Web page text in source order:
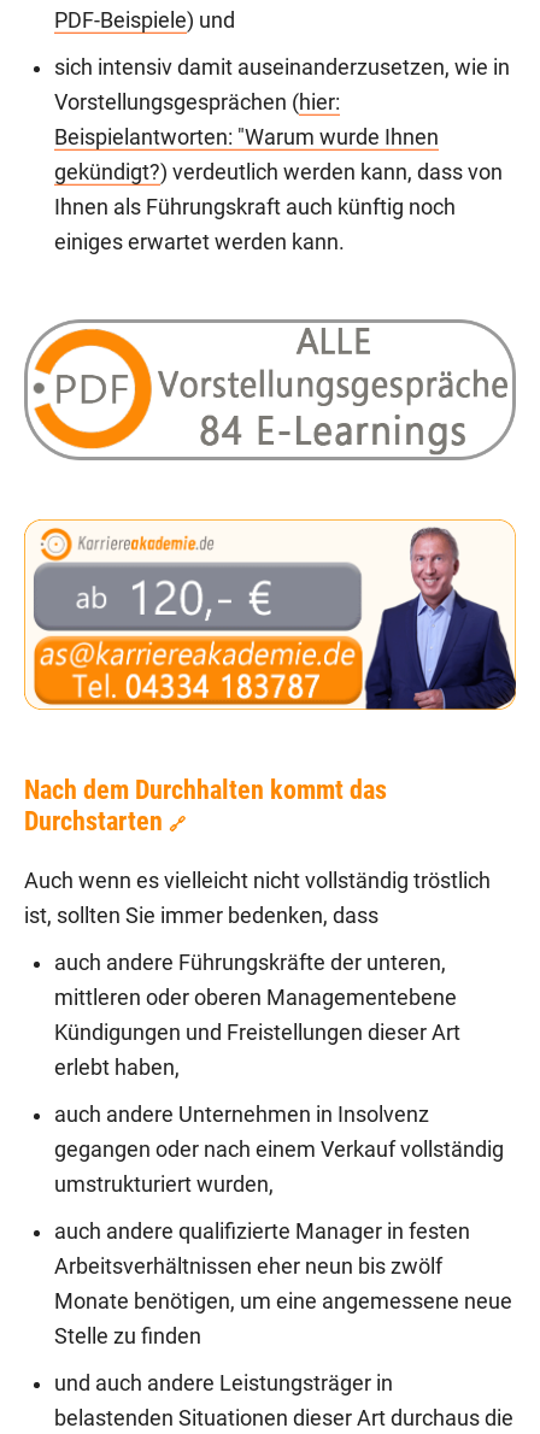
PDF-Beispiele) und
sich intensiv damit auseinanderzusetzen, wie in
Vorstellungsgesprächen (hier:
Beispielantworten: "Warum wurde Ihnen
gekündigt?) verdeutlich werden kann, dass von
Ihnen als Führungskraft auch künftig noch
einiges erwartet werden kann.
Nach dem Durchhalten kommt das
Durchstarten 🔗
Auch wenn es vielleicht nicht vollständig tröstlich
ist, sollten Sie immer bedenken, dass
auch andere Führungskräfte der unteren,
mittleren oder oberen Managementebene
Kündigungen und Freistellungen dieser Art
erlebt haben,
auch andere Unternehmen in Insolvenz
gegangen oder nach einem Verkauf vollständig
umstrukturiert wurden,
auch andere qualifizierte Manager in festen
Arbeitsverhältnissen eher neun bis zwölf
Monate benötigen, um eine angemessene neue
Stelle zu finden
und auch andere Leistungsträger in
belastenden Situationen dieser Art durchaus die